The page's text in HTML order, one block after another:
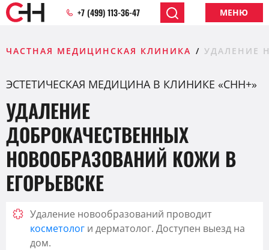
+7 (499) 113-36-47 МЕНЮ
ЧАСТНАЯ МЕДИЦИНСКАЯ КЛИНИКА УДАЛЕНИЕ
ЭСТЕТИЧЕСКАЯ МЕДИЦИНА В КЛИНИКЕ «CHH+»
УДАЛЕНИЕ
ДОБРОКАЧЕСТВЕННЫХ
НОВООБРАЗОВАНИЙ КОЖИ В
ЕГОРЬЕВСКЕ
Удаление новообразований проводит
косметолог и дерматолог. Доступен выезд на
дом.